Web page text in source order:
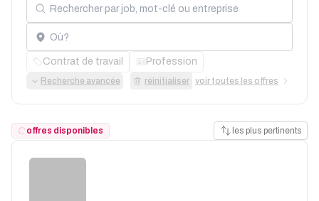
Localisation
Contrat de travail Profession
Recherche avancée réinitialiser voir toutes les offres
offres disponibles les plus pertinents